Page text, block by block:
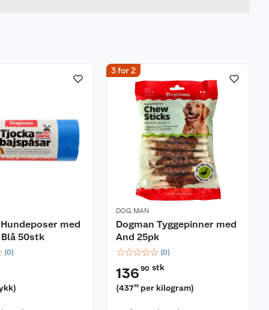
med
50stk
(0)
)
3 for 2
DOG MAN
Dogman Tyggepinner med
And 25pk
☆☆☆☆☆ (0)
136 90 stk
(43738 per kilogram)